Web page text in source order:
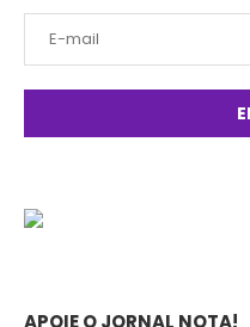
APOIE O JORNAL NOTA!